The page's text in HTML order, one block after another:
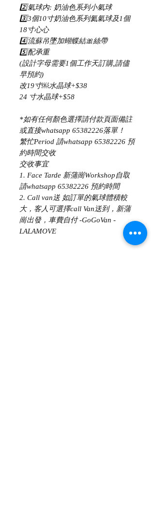
2️⃣氣球內: 奶油色系列小氣球
3️⃣3個10寸奶油色系列氦氣球及1個
18寸心心
4️⃣流蘇吊墜加蝴蝶結🎀絲帶
5️⃣配𠄘重
(設計字母需要1個工作天訂購,請儘
早預約)
改19寸￼水晶球+$38
24 寸水晶球+$58
*如有任何顏色選擇請付款頁面備註
或直接whatsapp 65382226落單！
繁忙Period 請whatsapp 65382226 預
約時間交收
交收事宜 ​
1. Face Tarde 新蒲崗Workshop自取
請whatsapp 65382226 預約時間 ​
2. Call van送 如訂單的氣球體積較
大，客人可選擇call Van送到，新蒲
崗出發，車費自付 -GoGoVan -
LALAMOVE